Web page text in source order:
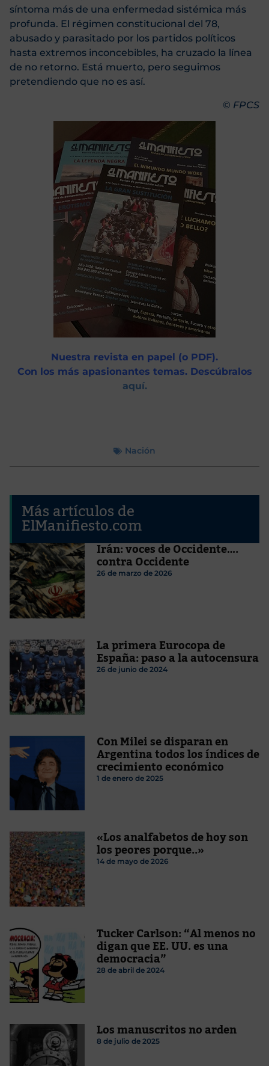
síntoma más de una enfermedad sistémica más
profunda. El régimen constitucional del 78,
abusado y parasitado por los partidos políticos
hasta extremos inconcebibles, ha cruzado la línea
de no retorno. Está muerto, pero seguimos
pretendiendo que no es así.
© FPCS
Nuestra revista en papel (o PDF).
Con los más apasionantes temas. Descúbralos
aquí.
Nación
Más artículos de
ElManifiesto.com
Irán: voces de Occidente….
contra Occidente
26 de marzo de 2026
La primera Eurocopa de
España: paso a la autocensura
26 de junio de 2024
Con Milei se disparan en
Argentina todos los índices de
crecimiento económico
1 de enero de 2025
«Los analfabetos de hoy son
los peores porque..»
14 de mayo de 2026
Tucker Carlson: “Al menos no
digan que EE. UU. es una
democracia”
28 de abril de 2024
Los manuscritos no arden
8 de julio de 2025